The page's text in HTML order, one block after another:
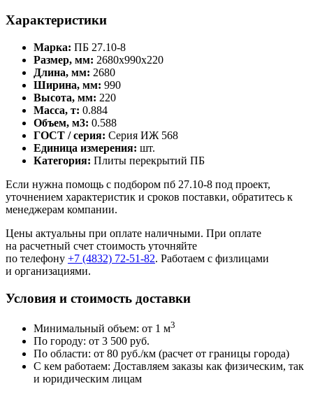
Характеристики
Марка: ПБ 27.10-8
Размер, мм: 2680x990x220
Длина, мм: 2680
Ширина, мм: 990
Высота, мм: 220
Масса, т: 0.884
Объем, м3: 0.588
ГОСТ / серия: Серия ИЖ 568
Единица измерения: шт.
Категория: Плиты перекрытий ПБ
Если нужна помощь с подбором пб 27.10-8 под проект,
уточнением характеристик и сроков поставки, обратитесь к
менеджерам компании.
Цены актуальны при оплате наличными. При оплате
на расчетный счет стоимость уточняйте
по телефону +7 (4832) 72-51-82. Работаем с физлицами
и организациями.
Условия и стоимость доставки
Минимальный объем: от 1 м3
По городу: от 3 500 руб.
По области: от 80 руб./км (расчет от границы города)
С кем работаем: Доставляем заказы как физическим, так
и юридическим лицам